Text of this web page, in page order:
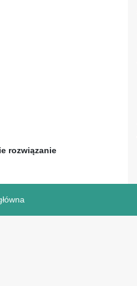
rozwiązanie